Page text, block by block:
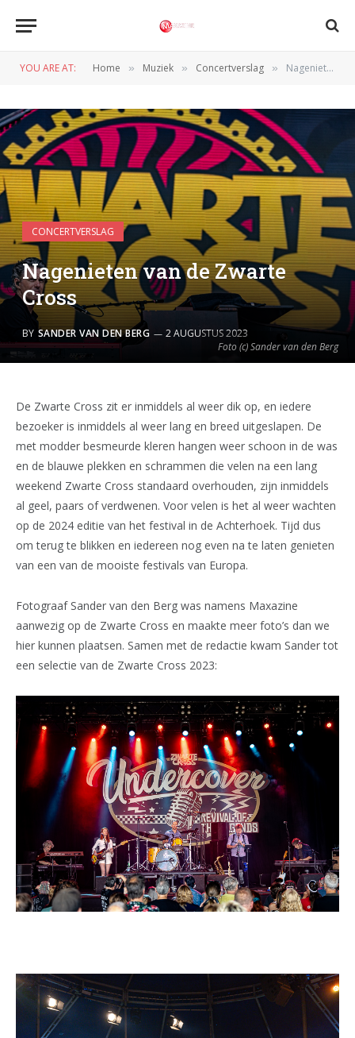
YOU ARE AT: Home » Muziek » Concertverslag » Nagenieten van de Zwarte Cross
Foto (c) Sander van den Berg
CONCERTVERSLAG
Nagenieten van de Zwarte
Cross
BY SANDER VAN DEN BERG 2 AUGUSTUS 2023
De Zwarte Cross zit er inmiddels al weer dik op, en iedere
bezoeker is inmiddels al weer lang en breed uitgeslapen. De
met modder besmeurde kleren hangen weer schoon in de was
en de blauwe plekken en schrammen die velen na een lang
weekend Zwarte Cross standaard overhouden, zijn inmiddels
al geel, paars of verdwenen. Voor velen is het al weer wachten
op de 2024 editie van het festival in de Achterhoek. Tijd dus
om terug te blikken en iedereen nog even na te laten genieten
van een van de mooiste festivals van Europa.
Fotograaf Sander van den Berg was namens Maxazine
aanwezig op de Zwarte Cross en maakte meer foto’s dan we
hier kunnen plaatsen. Samen met de redactie kwam Sander tot
een selectie van de Zwarte Cross 2023: